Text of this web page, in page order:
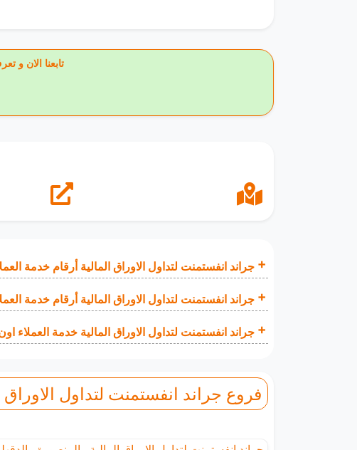
🔥 تابعنا
جراند انفستمنت لتداول الاوراق المالية أرقام خدمة
جراند انفستمنت لتداول الاوراق المالية أرقام خدمة
جراند انفستمنت لتداول الاوراق المالية خدمة العملاء
فروع جراند انفستمنت لتداول الاوراق